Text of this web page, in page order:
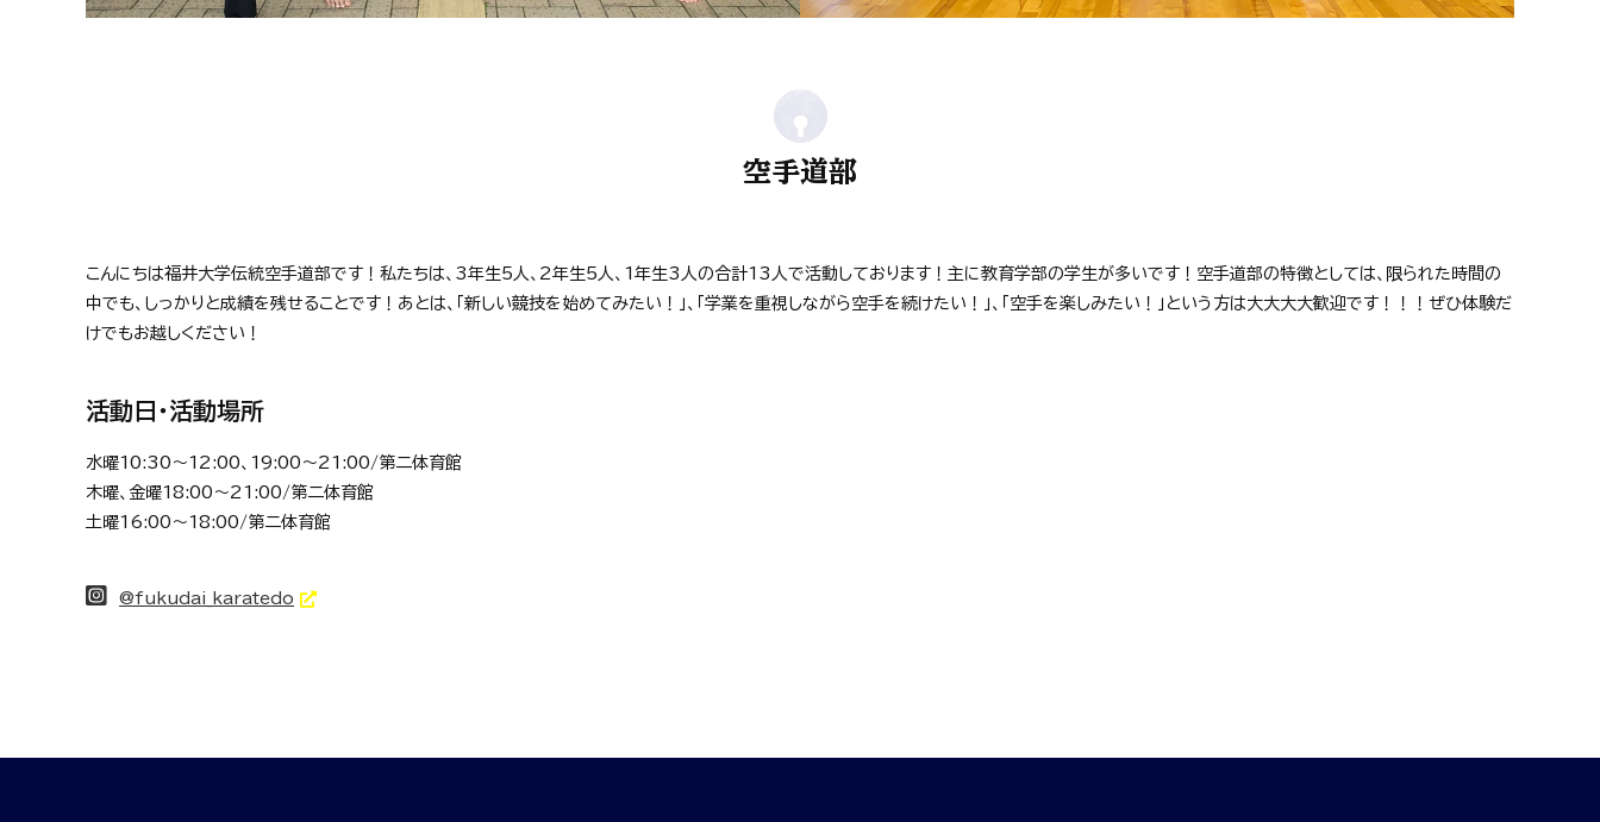
空手道部
こんにちは福井大学伝統空手道部です！私たちは、3年生5人、2年生5人、1年生3人の合計13人で活動しております！主に教育学部の学生が多いです！空手道部の特徴としては、限られた時間の
中でも、しっかりと成績を残せることです！あとは、「新しい競技を始めてみたい！」、「学業を重視しながら空手を続けたい！」、「空手を楽しみたい！」という方は大大大大歓迎です！！！ぜひ体験だ
けでもお越しください！
活動日・活動場所
水曜10:30～12:00、19:00～21:00/第二体育館
木曜、金曜18:00～21:00/第二体育館
土曜16:00～18:00/第二体育館
@fukudai_karatedo